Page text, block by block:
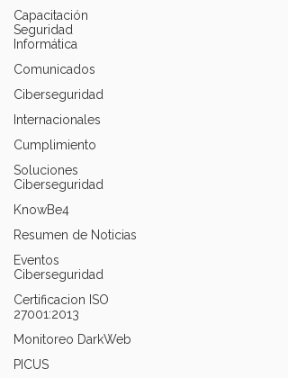
Capacitación
Seguridad
Informática
Comunicados
Ciberseguridad
Internacionales
Cumplimiento
Soluciones
Ciberseguridad
KnowBe4
Resumen de Noticias
Eventos
Ciberseguridad
Certificacion ISO
27001:2013
Monitoreo DarkWeb
PICUS